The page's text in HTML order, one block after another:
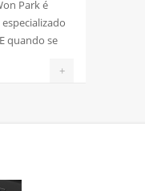
Park é
quando se
+